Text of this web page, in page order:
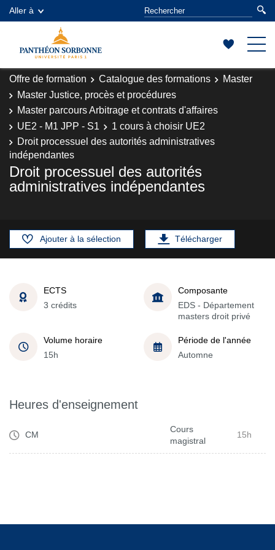
Aller à
Offre de formation Catalogue des formations
Master
Master Justice, procès et procédures
Master parcours Arbitrage et contrats d'affaires
UE2 - M1 JPP - S1
1 cours à choisir UE2
Droit processuel des autorités administratives
indépendantes
Droit processuel des autorités
administratives indépendantes
Ajouter à la sélection Télécharger
ECTS
3 crédits
Composante
EDS - Département
masters droit privé
Volume horaire
15h
Période de l'année
Automne
Heures d'enseignement
CM
Cours
magistral
15h